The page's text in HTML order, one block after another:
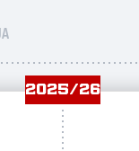
2025/26